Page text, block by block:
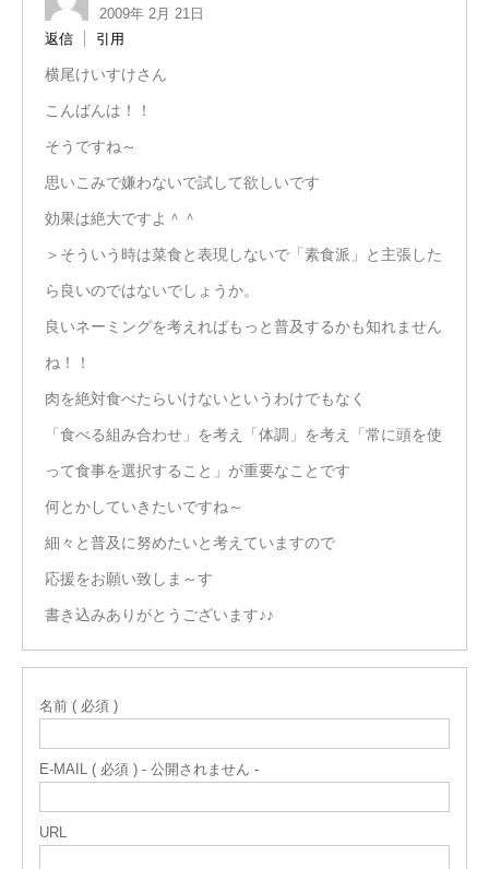
2009年 2月 21日
返信
引用
横尾けいすけさん
こんばんは！！
そうですね～
思いこみで嫌わないで試して欲しいです
効果は絶大ですよ＾＾
＞そういう時は菜食と表現しないで「素食派」と主張した
ら良いのではないでしょうか。
良いネーミングを考えればもっと普及するかも知れません
ね！！
肉を絶対食べたらいけないというわけでもなく
「食べる組み合わせ」を考え「体調」を考え「常に頭を使
って食事を選択すること」が重要なことです
何とかしていきたいですね～
細々と普及に努めたいと考えていますので
応援をお願い致しま～す
書き込みありがとうございます♪♪
名前 ( 必須 )
E-MAIL ( 必須 ) - 公開されません -
URL